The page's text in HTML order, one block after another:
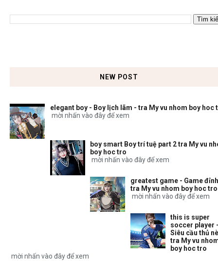
NEW POST
elegant boy - Boy lịch lãm - tra My vu nhom boy hoc
mời nhấn vào đây để xem
boy smart Boy trí tuệ part 2 tra My vu
boy hoc tro
mời nhấn vào đây để xem
greatest game - Game
tra My vu nhom boy hoc tro
mời nhấn vào đây để xem
this is super
soccer player
Siêu cầu thủ
tra My vu
boy hoc tro
mời nhấn vào đây để xem